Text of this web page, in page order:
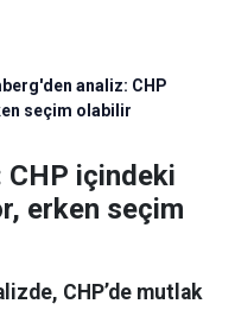
analiz: CHP
seçim olabilir
CHP içindeki
erken seçim
CHP’de mutlak